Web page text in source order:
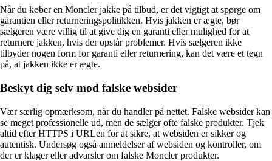
Når du køber en Moncler jakke på tilbud, er det vigtigt at spørge om
garantien eller returneringspolitikken. Hvis jakken er ægte, bør
sælgeren være villig til at give dig en garanti eller mulighed for at
returnere jakken, hvis der opstår problemer. Hvis sælgeren ikke
tilbyder nogen form for garanti eller returnering, kan det være et tegn
på, at jakken ikke er ægte.
Beskyt dig selv mod falske websider
Vær særlig opmærksom, når du handler på nettet. Falske websider kan
se meget professionelle ud, men de sælger ofte falske produkter. Tjek
altid efter HTTPS i URLen for at sikre, at websiden er sikker og
autentisk. Undersøg også anmeldelser af websiden og kontroller, om
der er klager eller advarsler om falske Moncler produkter.